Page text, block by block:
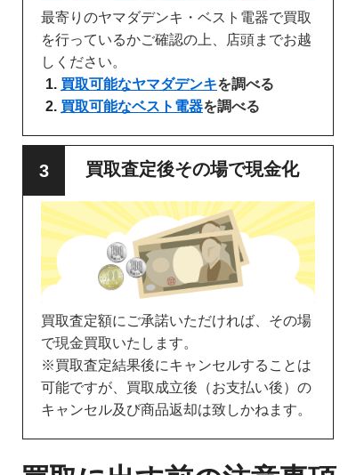
最寄りのヤマダデンキ・ベスト電器で買取
を行っているかご確認の上、店頭までお越
しください。
買取可能なヤマダデンキを調べる
買取可能なベスト電器を調べる
買取査定後その場で現金化
買取査定額にご承諾いただければ、その場
で現金買取いたします。
※買取査定結果後にキャンセルすることは
可能ですが、買取成立後（お支払い後）の
キャンセル及び商品返却は致しかねます。